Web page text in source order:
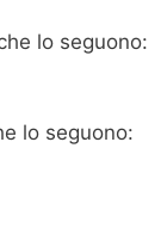
lo seguono:
lo seguono: